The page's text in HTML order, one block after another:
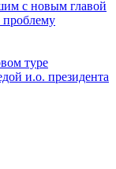
с новым главой
проблему
туре
и.о. президента